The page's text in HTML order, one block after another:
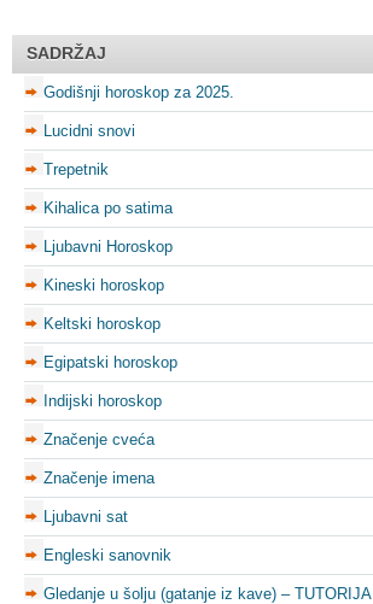
SADRŽAJ
Godišnji horoskop za 2025.
Lucidni snovi
Trepetnik
Kihalica po satima
Ljubavni Horoskop
Kineski horoskop
Keltski horoskop
Egipatski horoskop
Indijski horoskop
Značenje cveća
Značenje imena
Ljubavni sat
Engleski sanovnik
Gledanje u šolju (gatanje iz kave) – TUTORIJAL